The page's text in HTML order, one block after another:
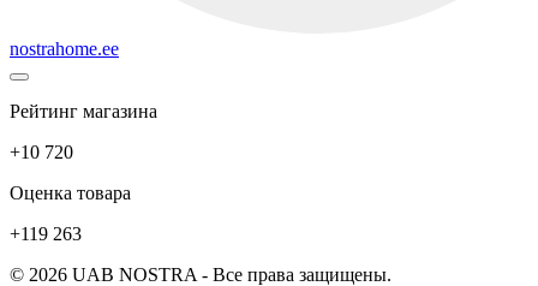
nostrahome.ee
Рейтинг магазина
+10 720
Оценка товара
+119 263
© 2026 UAB NOSTRA - Все права защищены.